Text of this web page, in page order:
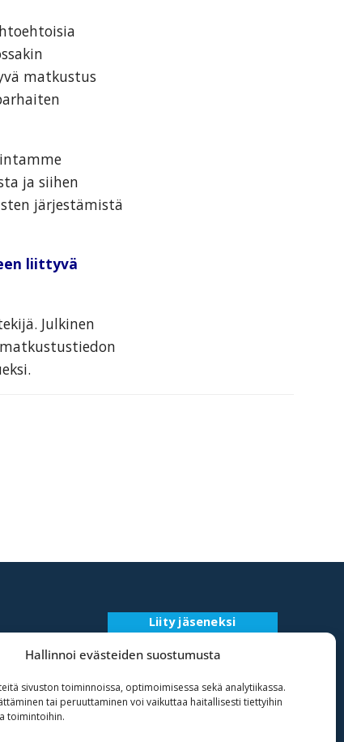
Hallinnoi evästeiden suostumusta
sivuston toiminnoissa, optimoimisessa sekä analytiikassa.
tai peruuttaminen voi vaikuttaa haitallisesti tiettyihin
toimintoihin.
matkustus
ja siihen
järjestämistä
liittyvä
Julkinen
Liity jäseneksi